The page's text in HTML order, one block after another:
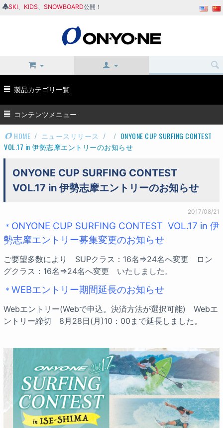
SKI KIDS SNOWBOARD公開！
製品カテゴリ一覧
コンテンツメニュー
HOME / ニュースリリース / / ONYONE CUP SURFING CONTEST
VOL.17 in 伊勢志摩エントリーのお知らせ
ONYONE CUP SURFING CONTEST
VOL.17 in 伊勢志摩エントリーのお知らせ
2017/08/21
＊ ONYONE CUP SURFING CONTEST VOL.17 in 伊
勢志摩エントリー募集変更のお知らせ
ご要望多数により SUPクラス：16名⇒24名へ変更 ロン
グクラス：16名⇒24名へ変更 いたしました。
＊ WEBエントリー期間延長のお知らせ
Webエントリー(Webで申込。決済方法が選択可能) Webエ
ントリー締切 8月28日(月)10：00まで延長しました。